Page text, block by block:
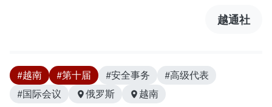
越通社
#越南 #第十届 #安全事务
#高级代表
#国际会议
俄罗斯 越南